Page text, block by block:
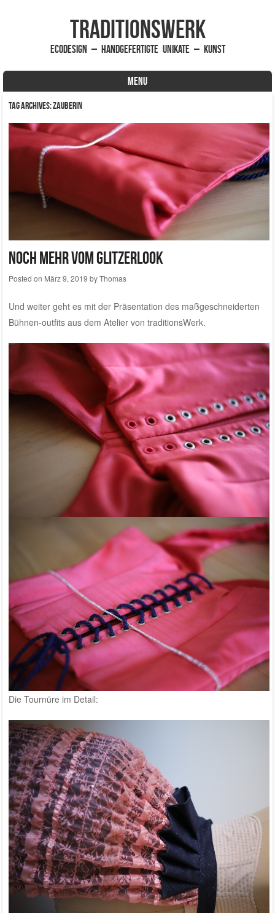
traditionsWerk
EcoDesign – handgefertigte Unikate – Kunst
MENU
Skip to content
Tag Archives:Zauberin
Noch mehr vom Glitzerlook
Posted on März 9, 2019 byThomas
Und weiter geht es mit der Präsentation des maßgeschneiderten
Bühnen-outfits aus dem Atelier von traditionsWerk.
Die Tournüre im Detail: